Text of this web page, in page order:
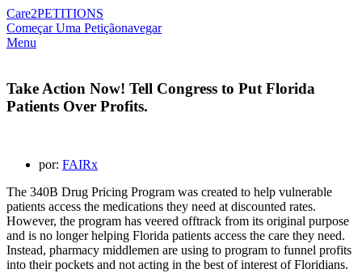
Care2PETITIONS
Começar Uma Petiçãonavegar
Menu
Take Action Now! Tell Congress to Put Florida
Patients Over Profits.
por: FAIRx
The 340B Drug Pricing Program was created to help vulnerable
patients access the medications they need at discounted rates.
However, the program has veered offtrack from its original purpose
and is no longer helping Florida patients access the care they need.
Instead, pharmacy middlemen are using to program to funnel profits
into their pockets and not acting in the best of interest of Floridians.